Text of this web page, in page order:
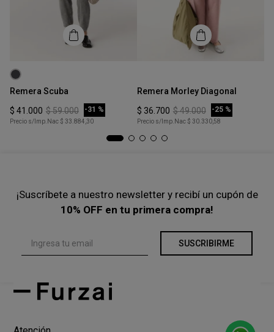
XS
Remera Scuba
$ 41 000 $59.000 -31 %
Precio s/Imp.Nac $ 33.884,30
Remera Morley Diagonal
$ 36 700 $49.000 -25 %
Precio s/Imp.Nac $ 30.330,58
¡Suscríbete a nuestro newsletter y recibí un cupón de
10% OFF en tu primera compra!
SUSCRIBIRME